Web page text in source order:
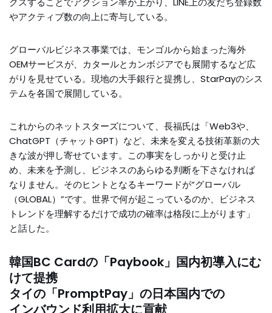
やアクティブ数の向上に寄与している。
グローバルビジネス事業では、モンゴルから始まった海外
OEMサービスが、カタールとカンボジアでも展開するなど広
がりを見せている。現地の大手銀行と提携し、StarPayのシス
テムを各国で展開している。
これからのネットスターズについて、長福氏は「Web3や、
ChatGPT（チャットGPT）など、未来を変える技術革新の大
きな波が押し寄せています。この事実をしっかりと受け止
め、未来を予測し、ビジネスのあらゆる判断を下さなければ
なりません。そのヒントとなるキーワードが“グローバル
（GLOBAL）”です。世界で何が起こっているのか、ビジネス
トレンドを理解するだけで成功の確率は格段に上がります」
と話した。
韓国BC Cardの「Paybook」国内初導入にむ
けて提携
タイの「PromptPay」の日本国内での
インバウンド利用拡大に貢献